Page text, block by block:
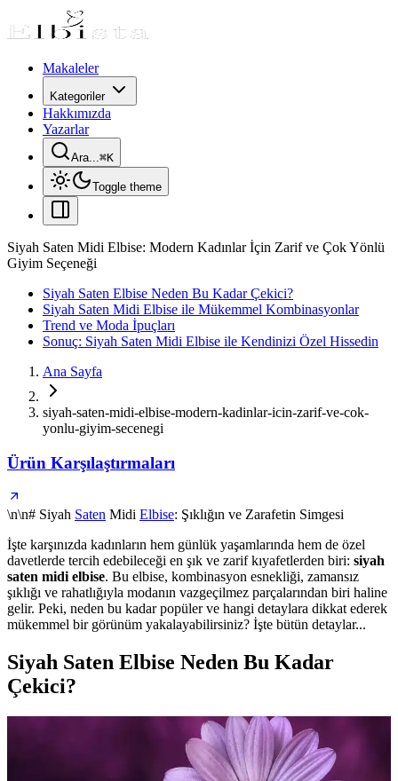
Makaleler
Kategoriler
Hakkımızda
Yazarlar
Ara...⌘K
Toggle theme
Siyah Saten Midi Elbise: Modern Kadınlar İçin Zarif ve Çok Yönlü
Giyim Seçeneği
Siyah Saten Elbise Neden Bu Kadar Çekici?
Siyah Saten Midi Elbise ile Mükemmel Kombinasyonlar
Trend ve Moda İpuçları
Sonuç: Siyah Saten Midi Elbise ile Kendinizi Özel Hissedin
Ana Sayfa
siyah-saten-midi-elbise-modern-kadinlar-icin-zarif-ve-cok-
yonlu-giyim-secenegi
Ürün Karşılaştırmaları
\n\n# Siyah Saten Midi Elbise: Şıklığın ve Zarafetin Simgesi
İşte karşınızda kadınların hem günlük yaşamlarında hem de özel
davetlerde tercih edebileceği en şık ve zarif kıyafetlerden biri: siyah
saten midi elbise. Bu elbise, kombinasyon esnekliği, zamansız
şıklığı ve rahatlığıyla modanın vazgeçilmez parçalarından biri haline
gelir. Peki, neden bu kadar popüler ve hangi detaylara dikkat ederek
mükemmel bir görünüm yakalayabilirsiniz? İşte bütün detaylar...
Siyah Saten Elbise Neden Bu Kadar
Çekici?